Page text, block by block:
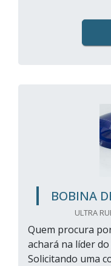
BOBINA
ULTRA
Quem procura
achará na líder
Solicitando uma